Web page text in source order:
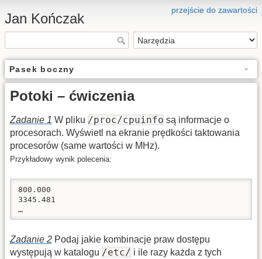
przejście do zawartości
Jan Kończak
Pasek boczny
Potoki – ćwiczenia
Zadanie 1 W pliku /proc/cpuinfo są informacje o
procesorach. Wyświetl na ekranie prędkości taktowania
procesorów (same wartości w MHz).
Przykładowy wynik polecenia:
800.000
3345.481
…
Zadanie 2 Podaj jakie kombinacje praw dostępu
występują w katalogu /etc/ i ile razy każda z tych